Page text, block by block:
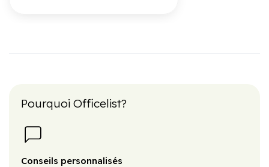
Pourquoi Officelist?
Conseils personnalisés